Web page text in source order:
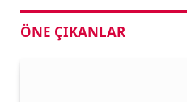
ÖNE ÇIKANLAR